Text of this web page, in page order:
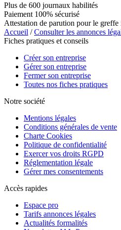
Plus de 600 journaux habilités
Paiement 100% sécurisé
Attestation de parution pour le greffe
Accueil /Consulter les annonces
Fiches pratiques et conseils
Créer son entreprise
Gérer son entreprise
Fermer son entreprise
Toutes nos fiches pratiques
Notre société
Mentions légales
Conditions générales de vente
Charte Cookies
Politique de confidentialité
Exercer vos droits RGPD
Réglementation légale
Gérer mes consentements
Accès rapides
Espace pro
Tarifs annonces légales
Actualités formalités